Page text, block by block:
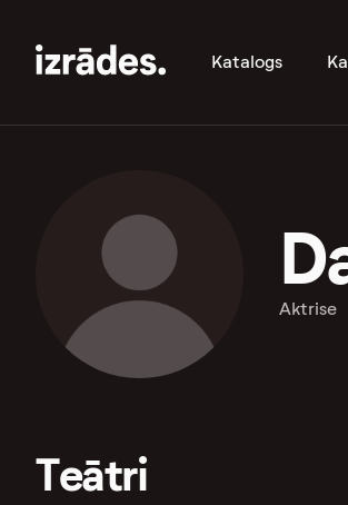
Katalogs
Aktrise
Teātri